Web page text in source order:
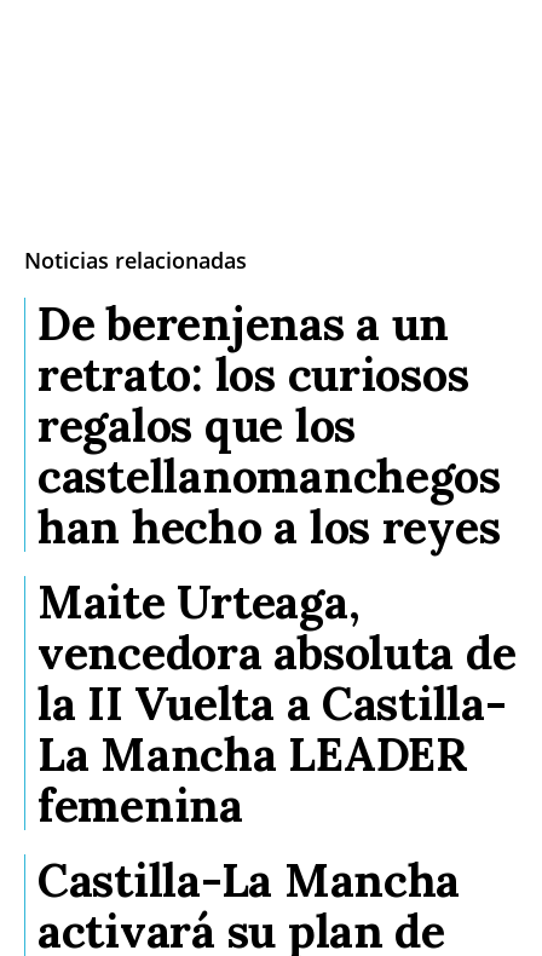
Noticias relacionadas
De berenjenas a un
retrato: los curiosos
regalos que los
castellanomanchegos
han hecho a los reyes
Maite Urteaga,
vencedora absoluta de
la II Vuelta a Castilla-
La Mancha LEADER
femenina
Castilla-La Mancha
activará su plan de